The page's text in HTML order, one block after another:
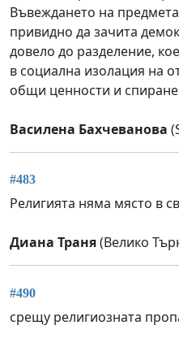
Въвеждането на
привидно да зачита
довело до разделение,
в социална изолация на
общи ценности и
Василена Бахчеванова
#483
Религията няма място в
Диана Траня(Велико
#490
срещу религиозната